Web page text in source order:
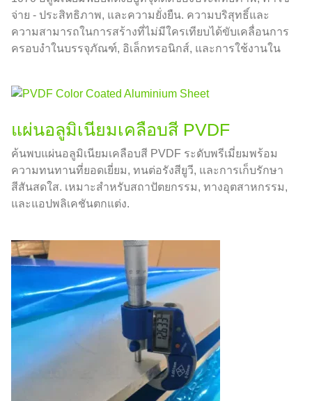
จ่าย - ประสิทธิภาพ, และความยั่งยืน. ความบริสุทธิ์และ
ความสามารถในการสร้างที่ไม่มีใครเทียบได้ขับเคลื่อนการ
ครอบงำในบรรจุภัณฑ์, อิเล็กทรอนิกส์, และการใช้งานใน
แผ่นอลูมิเนียมเคลือบสี PVDF
ค้นพบแผ่นอลูมิเนียมเคลือบสี PVDF ระดับพรีเมี่ยมพร้อม
ความทนทานที่ยอดเยี่ยม, ทนต่อรังสียูวี, และการเก็บรักษา
สีสันสดใส. เหมาะสำหรับสถาปัตยกรรม, ทางอุตสาหกรรม,
และแอปพลิเคชันตกแต่ง.